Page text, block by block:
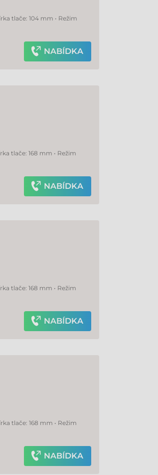
tlače: 104 mm • Režim
NABÍDKA
tlače: 168 mm • Režim
NABÍDKA
tlače: 168 mm • Režim
NABÍDKA
tlače: 168 mm • Režim
NABÍDKA